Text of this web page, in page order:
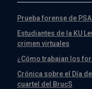
Prueba forense de
Estudiantes de la KU
crimen virtuales
¿Cómo trabajan los
Crónica sobre el Día
cuartel del BrucS